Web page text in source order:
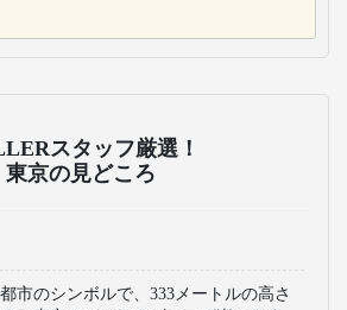
スタッフ厳選！
東京の見どころ
都市のシンボルで、333メートルの高さ